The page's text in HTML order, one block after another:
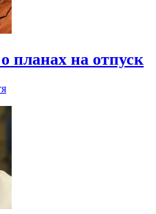
планах на отпуск